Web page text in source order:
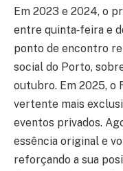
Em 2023 e 2024, o
entre quinta‑feira e
ponto de encontro
social do Porto,
outubro. Em 2025, o
vertente mais
eventos privados.
essência original e
reforçando a sua